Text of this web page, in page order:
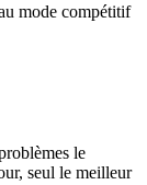
mode compétitif
le
seul le meilleur